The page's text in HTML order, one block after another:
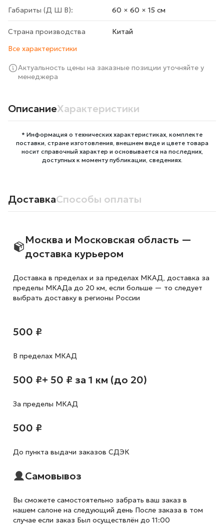
Габариты (Д Ш В): 60 × 60 × 15 cм
Страна производства
Китай
Все характеристики
Актуальность цены на заказные позиции уточняйте у
менеджера
ОписаниеХарактеристики
* Информация о технических характеристиках, комплекте
поставки, стране изготовления, внешнем виде и цвете товара
носит справочный характер и основывается на последних,
доступных к моменту публикации, сведениях.
ДоставкаСпособы оплаты
Москва и Московская область —
доставка курьером
Доставка в пределах и за пределах МКАД, доставка за
пределы МКАДа до 20 км, если больше — то следует
выбрать доставку в регионы России
500 ₽
В пределах МКАД
500 ₽+ 50 ₽ за 1 км (до 20)
За пределы МКАД
500 ₽
До пункта выдачи заказов СДЭК
Самовывоз
Вы сможете самостоятельно забрать ваш заказ в
нашем салоне на следующий день После заказа в том
случае если заказ Был осуществлён до 11:00